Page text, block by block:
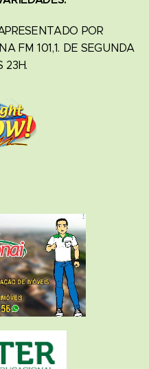
POR
FM 101,1. DE SEGUNDA
23H.